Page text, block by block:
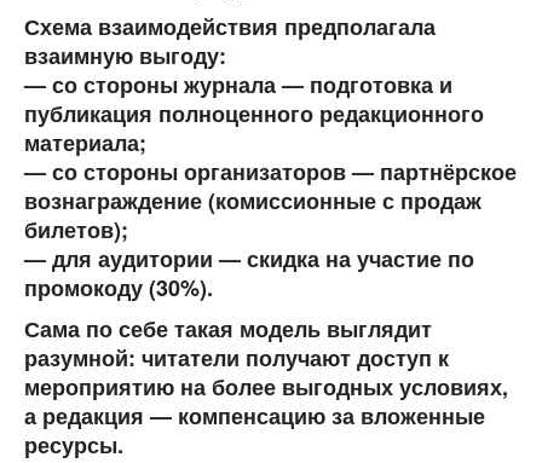
Схема взаимодействия предполагала
взаимную выгоду:
— со стороны журнала — подготовка и
публикация полноценного редакционного
материала;
— со стороны организаторов — партнёрское
вознаграждение (комиссионные с продаж
билетов);
— для аудитории —скидка на участие по
промокоду (30%).
Сама по себе такая модель выглядит
разумной: читатели получают доступ к
мероприятию на более выгодных условиях,
а редакция — компенсацию за вложенные
ресурсы.